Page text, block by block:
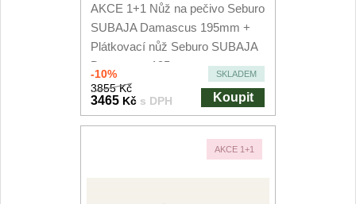
AKCE 1+1 Nůž na pečivo Seburo
SUBAJA Damascus 195mm +
Plátkovací nůž Seburo SUBAJA
Damascus 195mm
-10% SKLADEM
3855 Kč
3465 Kč s DPH Koupit
AKCE 1+1